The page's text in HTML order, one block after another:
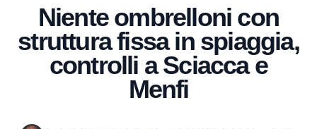
Niente ombrelloni con
struttura fissa in spiaggia,
controlli a Sciacca e
Menfi